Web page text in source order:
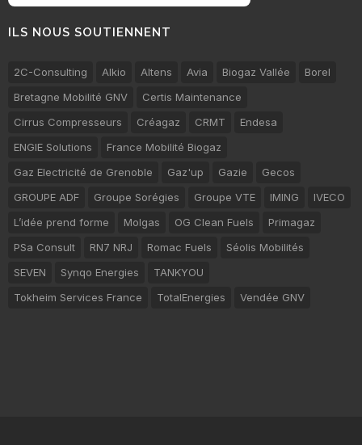
ILS NOUS SOUTIENNENT
2C-Consulting Alkio Altens Avia Biogaz Vallée
Borel
Bretagne Mobilité GNV
Certis Maintenance
Cirrus Compresseurs
Créagaz CRMT
Endesa
ENGIE Solutions
France Mobilité Biogaz
Gaz Electricité de Grenoble
Gaz'up Gazie
Gecos
GROUPE ADF
Groupe Sorégies Groupe VTE IMING
IVECO
L’idée prend forme
Molgas OG Clean Fuels
Primagaz
PSa Consult
RN7 NRJ Romac Fuels
Séolis Mobilités
SEVEN
Synqo Energies
TANKYOU
Tokheim Services France
TotalEnergies Vendée GNV